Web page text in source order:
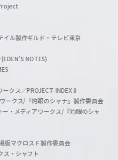
ル製作ギルド・テレビ東京
NOTES)
クス／PROJECT-INDEX II
ークス/『灼眼のシャナ』製作委員会
・メディアワークス/『灼眼のシャ
版マクロスＦ製作委員会
ス・シャフト